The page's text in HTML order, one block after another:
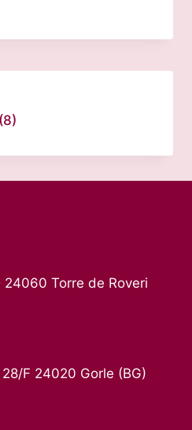
(8)
Torre de Roveri
F 24020 Gorle (BG)